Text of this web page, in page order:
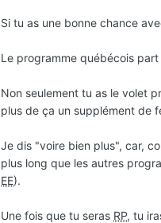
permanente.
Puis-je mener les
Si j'obtiens la
Si tu as une bonne chance
Le programme québécois
Non seulement tu as le volet
plus de ça un supplément de
Je dis "voire bien plus", car,
plus long que les autres
EE).
Une fois que tu seras RP, tu